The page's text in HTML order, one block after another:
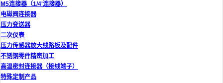
M5连接器（1/4'连接器）
电磁阀连接器
压力变送器
二次仪表
压力传感器放大线路板及配件
不锈钢零件精密加工
高温密封连接器（接线端子）
特殊定制产品